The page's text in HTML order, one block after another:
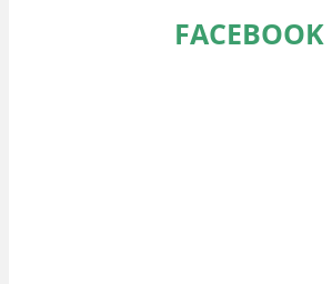
FACEBOOK